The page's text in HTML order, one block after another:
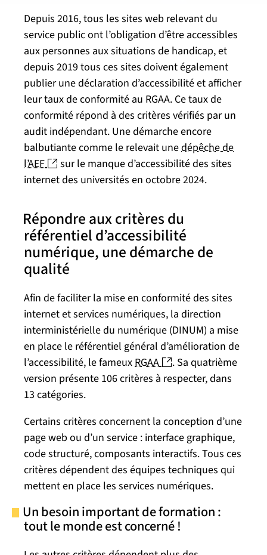
Depuis 2016, tous les sites web relevant du
service public ont l’obligation d’être accessibles
aux personnes aux situations de handicap, et
depuis 2019 tous ces sites doivent également
publier une déclaration d’accessibilité et afficher
leur taux de conformité au RGAA. Ce taux de
conformité répond à des critères vérifiés par un
audit indépendant. Une démarche encore
balbutiante comme le relevait unedépêche de
l’AEF
(nouvelle fenêtre)
sur le manque d’accessibilité des sites
internet des universités en octobre 2024.
Répondre aux critères du
référentiel d’accessibilité
numérique, une démarche de
qualité
Afin de faciliter la mise en conformité des sites
internet et services numériques, la direction
interministérielle du numérique (DINUM) a mise
en place le référentiel général d’amélioration de
l’accessibilité, le fameuxRGAA (nouvelle fenêtre)
. Sa quatrième
version présente 106 critères à respecter, dans
13 catégories.
Certains critères concernent la conception d’une
page web ou d’un service : interface graphique,
code structuré, composants interactifs. Tous ces
critères dépendent des équipes techniques qui
mettent en place les services numériques.
Un besoin important de formation :
tout le monde est concerné !